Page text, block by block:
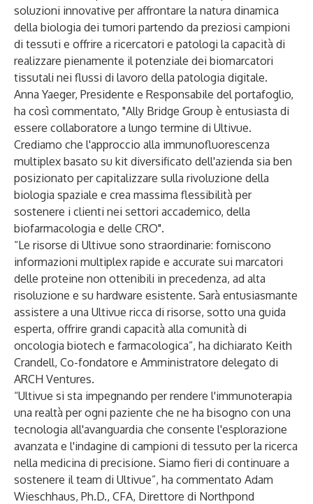
soluzioni innovative peraffrontare la natura dinamica
della biologia dei tumori partendo da preziosi campioni
di tessuti e offrire a ricercatori e patologi la capacità di
realizzare pienamente il potenziale dei biomarcatori
tissutali nei flussi di lavoro della patologia digitale.
Anna Yaeger, Presidente e Responsabile del portafoglio,
ha così commentato, "Ally Bridge Group è entusiasta di
essere collaboratore a lungo termine di Ultivue.
Crediamo che l'approccio alla immunofluorescenza
multiplex basato su kit diversificato dell'azienda sia ben
posizionato per capitalizzare sulla rivoluzione della
biologia spaziale e crea massima flessibilità per
sostenere i clienti nei settori accademico, della
biofarmacologia e delle CRO".
“Le risorse di Ultivue sono straordinarie: forniscono
informazioni multiplex rapide e accurate sui marcatori
delle proteine non ottenibili in precedenza, ad alta
risoluzione e su hardware esistente. Sarà entusiasmante
assistere a una Ultivue ricca di risorse, sotto una guida
esperta, offrire grandi capacità alla comunità di
oncologia biotech e farmacologica”, ha dichiarato Keith
Crandell, Co-fondatore e Amministratore delegato di
ARCH Ventures.
“Ultivue si sta impegnando per rendere l'immunoterapia
una realtà per ogni paziente che ne ha bisogno con una
tecnologia all'avanguardia che consente l'esplorazione
avanzata e l'indagine di campioni di tessuto per la ricerca
nella medicina di precisione. Siamo fieri di continuare a
sostenere il team di Ultivue”, ha commentato Adam
Wieschhaus, Ph.D., CFA, Direttore di Northpond